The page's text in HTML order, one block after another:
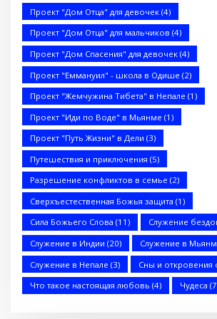
Спаситель — Общеобразовательная
Послание к Ефесянам
Проект "Дом Отца" для девочек(4)
Проект "Дом Отца" для мальчиков (4)
Проект "Дом Спасения" для девочек(4)
Проект "Еммануил" - школа в Одише (2)
Проект "Жемчужина Тибета" в Непале (1)
Проект "Иди по Воде" в Мьянме (1)
Проект "Путь Жизни" в Дели (3)
Путешествия и приключения (5)
Разрешение конфликтов в семье (2)
Сверхъестественная Божья защита (1)
Сила Божьего Слова (11) Служение
Служение в Индии (20) Служение в
Служение в Непале (3) Сны и откровения
Что такое настоящая любовь (4) Чудеса